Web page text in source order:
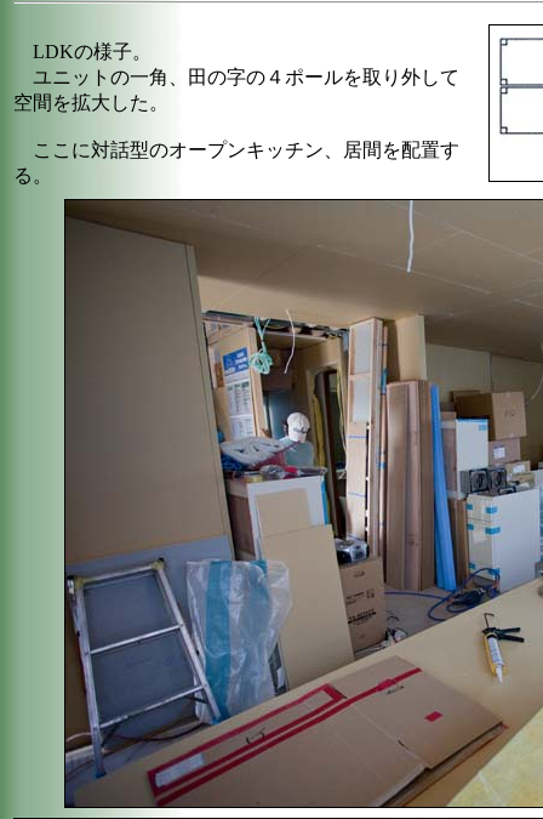
LDKの様子。
ユニットの一角、田の字の４ポールを取り外して
空間を拡大した。
ここに対話型のオープンキッチン、居間を配置す
る。